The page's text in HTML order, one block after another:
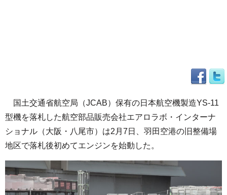
国土交通省航空局（JCAB）保有の日本航空機製造YS-11
型機を落札した航空部品販売会社エアロラボ・インターナ
ショナル（大阪・八尾市）は2月7日、羽田空港の旧整備場
地区で落札後初めてエンジンを始動した。